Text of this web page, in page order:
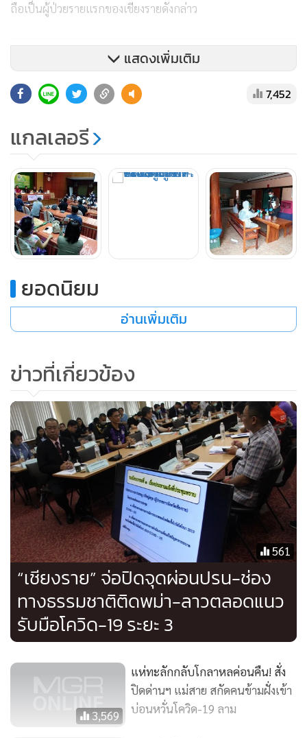
ถือเป็นผู้ป่วยรายแรกของเชียงรายดังกล่าว
โดยระบุว่า ระหว่างวันที่ 7-20 มี.ค.มีผู้ป่วยเข้าเกณฑ์เฝ้าระวัง 66
ราย หายป่วยกลับบ้านแล้ว 61 ราย กำลังรักษาตัวอยู่ 5 ราย ล่าสุด
ผลการตรวจยืนยันว่าพบผู้ป่วยที่ติดเชื้อไวรัสโควิด-19 แล้ว 1 ราย
เป็นผู้ป่วยชายอายุ 35 ปี
นายแพทย์ ทศเทพกล่าวว่า ผู้ป่วยรายนี้มีภูมิลำเนาอยู่ที่ อ.เทิง
สอบสวนโรคพบว่าได้เดินทางไปยังกาสิโนปอยเปต ประเทศ
กัมพูชา สถานบันเทิงย่านทองหล่อ กรุงเทพฯ ก่อนจะเดินทาง
กลับเชียงรายทางเครื่องบินถึงเมื่อวันที่ 7 มี.ค. และเคยไปร่วมงาน
บวชในพื้นที่ด้วย แต่อาจไม่เข้านิยามการสัมผัสหากไม่อยู่ในระยะ
1 เมตรและคุยกันนานนับชั่วโมง
จากนั้นผู้ป่วยก็ไม่ได้มีอาการใดๆ แต่ได้ไปตรวจร่างกายเองเมื่อวัน
ไม่มีอาการไอใดๆ เลย ดังนั้นแหล่งที่มาของเชื้อจึงไม่ทราบว่ามา
จากแหล่งใดชัดเจน เพียงแต่เป็นที่น่าสังเกตว่าแหล่งโรคที่ย่าน
ทองหล่อ กรุงเทพฯ ทำให้ผู้ป่วยมีอาการน้อยมาก จึงแนะนำให้ผู้
แสดงเพิ่มเติม
7,452
แกลเลอรี
ยอดนิยม
อ่านเพิ่มเติม
ข่าวที่เกี่ยวข้อง
561
“เชียงราย” จ่อปิดจุดผ่อนปรน-ช่อง
ทางธรรมชาติติดพม่า-ลาวตลอดแนว
รับมือโควิด-19 ระยะ 3
3,569
แห่ทะลักกลับโกลาหลค่อนคืน! สั่ง
ปิดด่านฯ แม่สาย สกัดคนข้ามฝั่งเข้า
บ่อนหวั่นโควิด-19 ลาม